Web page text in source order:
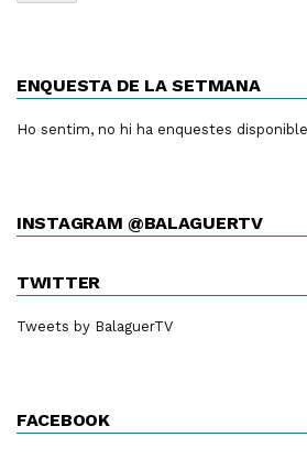
ENQUESTA DE LA SETMANA
Ho sentim, no hi ha enquestes
INSTAGRAM @BALAGUERTV
TWITTER
Tweets by BalaguerTV
FACEBOOK